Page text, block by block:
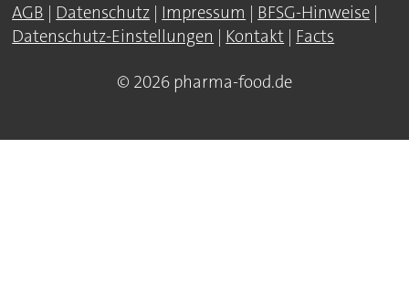
AGB | Datenschutz | Impressum | BFSG-Hinweise |
Datenschutz-Einstellungen | Kontakt | Facts
© 2026 pharma-food.de